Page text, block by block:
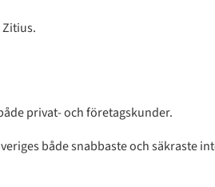
privat- och företagskunder.
både snabbaste och säkraste